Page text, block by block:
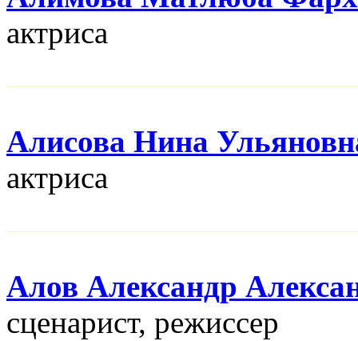
актриса
Алисова Нина
актриса
Алов Александр
сценарист, режисcер